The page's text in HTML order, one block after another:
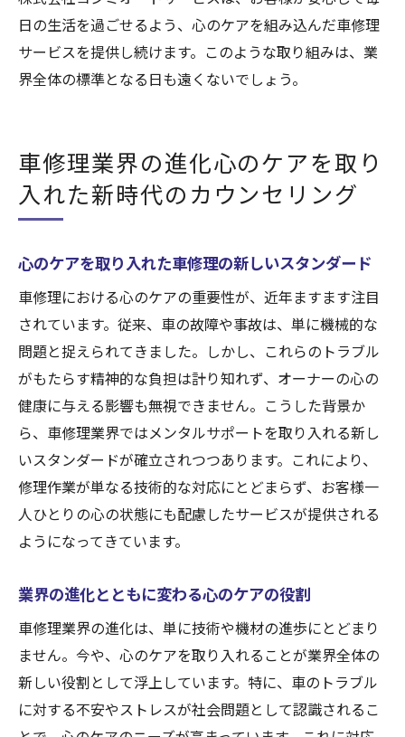
日の生活を過ごせるよう、心のケアを組み込んだ車修理
サービスを提供し続けます。このような取り組みは、業
界全体の標準となる日も遠くないでしょう。
車修理業界の進化心のケアを取り
入れた新時代のカウンセリング
心のケアを取り入れた車修理の新しいスタンダード
車修理における心のケアの重要性が、近年ますます注目
されています。従来、車の故障や事故は、単に機械的な
問題と捉えられてきました。しかし、これらのトラブル
がもたらす精神的な負担は計り知れず、オーナーの心の
健康に与える影響も無視できません。こうした背景か
ら、車修理業界ではメンタルサポートを取り入れる新し
いスタンダードが確立されつつあります。これにより、
修理作業が単なる技術的な対応にとどまらず、お客様一
人ひとりの心の状態にも配慮したサービスが提供される
ようになってきています。
業界の進化とともに変わる心のケアの役割
車修理業界の進化は、単に技術や機材の進歩にとどまり
ません。今や、心のケアを取り入れることが業界全体の
新しい役割として浮上しています。特に、車のトラブル
に対する不安やストレスが社会問題として認識されるこ